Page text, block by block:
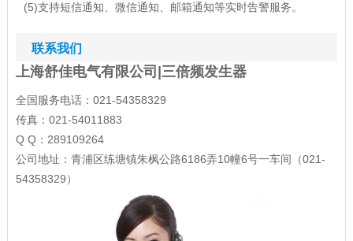
(5)支持短信通知、微信通知、邮箱通知等实时告警服务。
联系我们
上海舒佳电气有限公司|三倍频发生器
全国服务电话：021-54358329
传真：021-54011883
Q Q：289109264
公司地址：青浦区练塘镇朱枫公路6186弄10幢6号一车间（021-
54358329）